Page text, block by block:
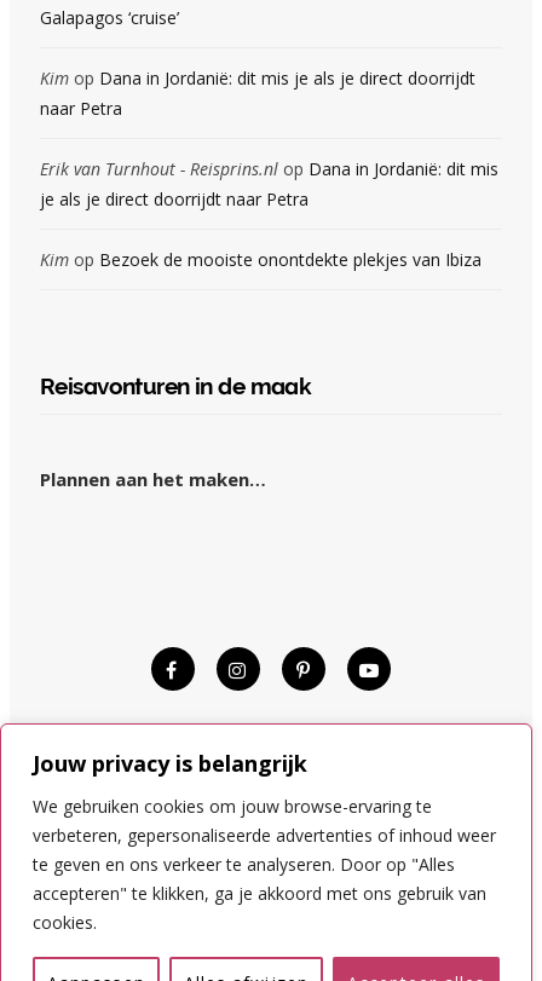
Jouw privacy is belangrijk
We gebruiken cookies om jouw browse-ervaring te
verbeteren, gepersonaliseerde advertenties of inhoud weer
te geven en ons verkeer te analyseren. Door op "Alles
accepteren" te klikken, ga je akkoord met ons gebruik van
cookies.
Galapagos ‘cruise’
Kim op Dana in Jordanië: dit mis je als je direct doorrijdt
naar Petra
Erik van Turnhout - Reisprins.nl op Dana in Jordanië: dit mis
je als je direct doorrijdt naar Petra
Kim op Bezoek de mooiste onontdekte plekjes van Ibiza
Reisavonturen in de maak
Plannen aan het maken…
DISCLAIMER
COOKIES
PRIVACYVOORWAARDEN
NAAR BOVEN
Nederlands